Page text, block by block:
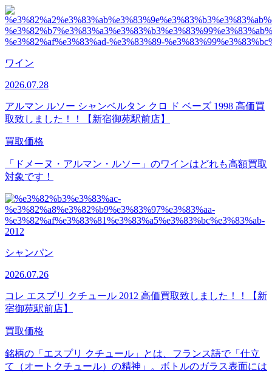
ワイン
2026.07.28
アルマン ルソー シャンベルタン クロ ド ベーズ 1998 高価買
取致しました！！【新宿御苑駅前店】
買取価格
「ドメーヌ・アルマン・ルソー」のワインはどれも高額買取
対象です！
シャンパン
2026.07.26
コレ エスプリ クチュール 2012 高価買取致しました！！【新
宿御苑駅前店】
買取価格
銘柄の「エスプリ クチュール」とは、フランス語で「仕立
て（オートクチュール）の精神」。ボトルのガラス表面には